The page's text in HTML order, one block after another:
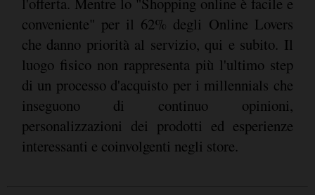
conveniente" per il 62% degli Online Lovers
che danno priorità al servizio, qui e subito. Il
luogo fisico non rappresenta più l'ultimo step
di un processo d'acquisto per i millennials che
inseguono di continuo opinioni,
personalizzazioni dei prodotti ed esperienze
interessanti e coinvolgenti negli store.